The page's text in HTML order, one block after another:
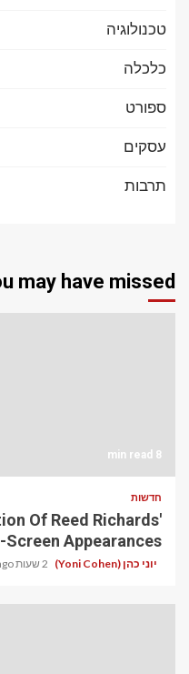
טכנולוגיה
כלכלה
ספורט
עסקים
תרבות
may have missed
8 min read
חדשות
Of Reed Richards'
Appearances
יוני כהן (Yoni Cohen) 2 שעות ago